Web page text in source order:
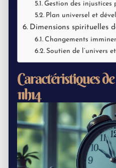
Gestion des injustices
Plan universel et
Dimensions spirituelles
Changements
Soutien de l’univers
Caractéristiques
11h14